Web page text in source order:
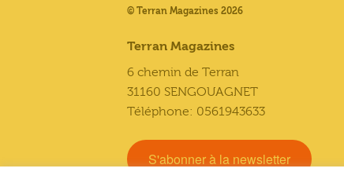
© Terran Magazines 2026
Terran Magazines
6 chemin de Terran
31160 SENGOUAGNET
Téléphone: 0561943633
S'abonner à la newsletter